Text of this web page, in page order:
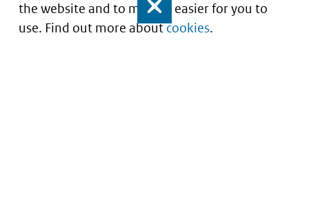
the website and to make it easier for you to
use. Find out more aboutcookies.
Close